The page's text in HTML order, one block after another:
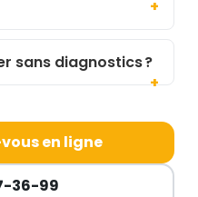
sans diagnostics ?
en ligne
36-99